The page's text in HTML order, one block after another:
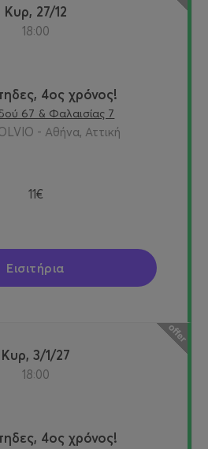
Κυρ, 27/12
18:00
4ος χρόνος!
67 & Φαλαισίας 7
- Αθήνα, Αττική
11€
Εισιτήρια
Κυρ, 3/1/27
18:00
4ος χρόνος!